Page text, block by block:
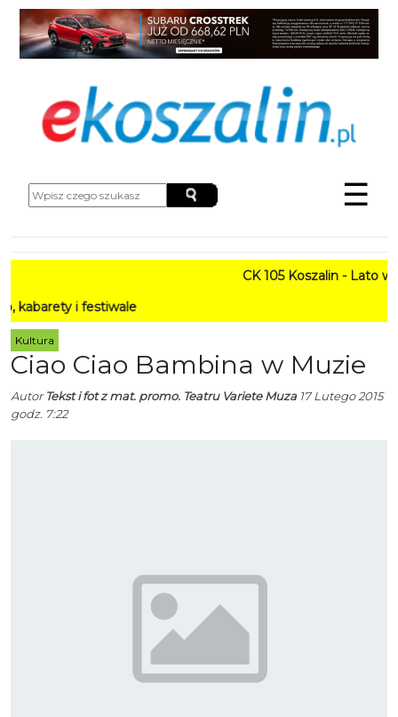
☰
CK 105 Koszalin - Lato w
i festiwale
Kultura
Ciao Ciao Bambina w Muzie
AutorTekst i fot z mat. promo. Teatru Variete Muza17 Lutego 2015
godz. 7:22